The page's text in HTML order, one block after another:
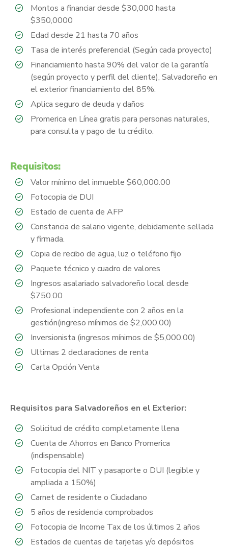
Montos a financiar desde $30,000 hasta
$350,0000
Edad desde 21 hasta 70 años
Tasa de interés preferencial (Según cada proyecto)
Financiamiento hasta 90% del valor de la garantía
(según proyecto y perfil del cliente), Salvadoreño en
el exterior financiamiento del 85%.
Aplica seguro de deuda y daños
Promerica en Línea gratis para personas naturales,
para consulta y pago de tu crédito.
Requisitos:
Valor mínimo del inmueble $60,000.00
Fotocopia de DUI
Estado de cuenta de AFP
Constancia de salario vigente, debidamente sellada
y firmada.
Copia de recibo de agua, luz o teléfono fijo
Paquete técnico y cuadro de valores
Ingresos asalariado salvadoreño local desde
$750.00
Profesional independiente con 2 años en la
gestión(ingreso mínimos de $2,000.00)
Inversionista (ingresos mínimos de $5,000.00)
Ultimas 2 declaraciones de renta
Carta Opción Venta
Requisitos para Salvadoreños en el Exterior:
Solicitud de crédito completamente llena
Cuenta de Ahorros en Banco Promerica
(indispensable)
Fotocopia del NIT y pasaporte o DUI (legible y
ampliada a 150%)
Carnet de residente o Ciudadano
5 años de residencia comprobados
Fotocopia de Income Tax de los últimos 2 años
Estados de cuentas de tarjetas y/o depósitos